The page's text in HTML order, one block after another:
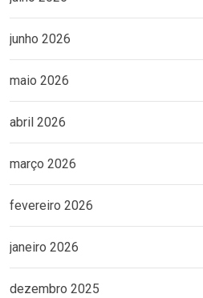
junho 2026
maio 2026
abril 2026
março 2026
fevereiro 2026
janeiro 2026
dezembro 2025